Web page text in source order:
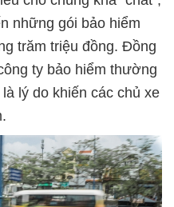
những gói bảo hiểm
trăm triệu đồng. Đồng
ty bảo hiểm thường
lý do khiến các chủ xe